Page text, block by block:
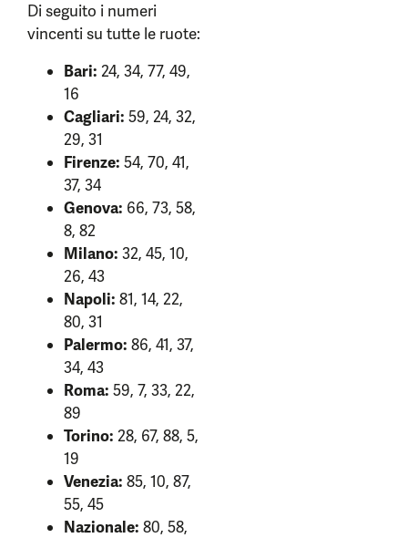
Di seguito i numeri
vincenti su tutte le ruote:
Bari: 24, 34, 77, 49,
16
Cagliari: 59, 24, 32,
29, 31
Firenze: 54, 70, 41,
37, 34
Genova: 66, 73, 58,
8, 82
Milano: 32, 45, 10,
26, 43
Napoli: 81, 14, 22,
80, 31
Palermo: 86, 41, 37,
34, 43
Roma: 59, 7, 33, 22,
89
Torino: 28, 67, 88, 5,
19
Venezia: 85, 10, 87,
55, 45
Nazionale: 80, 58,